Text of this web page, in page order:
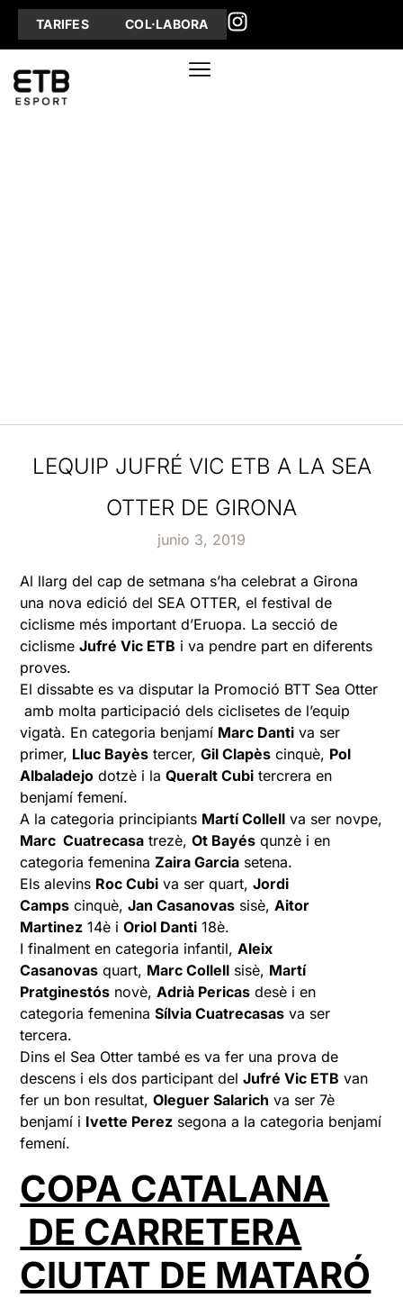
TARIFES COL·LABORA
LEQUIP JUFRÉ VIC ETB A LA SEA
OTTER DE GIRONA
junio 3, 2019
Al llarg del cap de setmana s’ha celebrat a Girona
una nova edició del SEA OTTER, el festival de
ciclisme més important d’Eruopa. La secció de
ciclismeJufré Vic ETB i va pendre part en diferents
proves.
El dissabte es va disputar la Promoció BTT Sea Otter
amb molta participació dels ciclisetes de l’equip
vigatà. En categoria benjamí Marc Danti va ser
primer, Lluc Bayès tercer,Gil Clapès cinquè, Pol
Albaladejo dotzè i laQueralt Cubi tercrera en
benjamí femení.
A la categoria principiants Martí Collell va ser novpe,
Marc Cuatrecasa trezè,Ot Bayés qunzè i en
categoria femeninaZaira Garcia setena.
Els alevins Roc Cubi va ser quart,Jordi
Camps cinquè,Jan Casanovas sisè,Aitor
Martinez 14è iOriol Danti 18è.
I finalment en categoria infantil,Aleix
Casanovas quart, Marc Collell sisè, Martí
Pratginestós novè,Adrià Pericas desè i en
categoria femeninaSílvia Cuatrecasas va ser
tercera.
Dins el Sea Otter també es va fer una prova de
descens i els dos participant delJufré Vic ETB van
fer un bon resultat,Oleguer Salarich va ser 7è
benjamí i Ivette Perez segona a la categoria benjamí
femení.
COPA CATALANA
DE CARRETERA
CIUTAT DE MATARÓ